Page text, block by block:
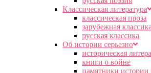
Классическая литература
классическая проза
зарубежная классика
русская классика
Об истории серьезно
историческая
книги о войне
памятники истории